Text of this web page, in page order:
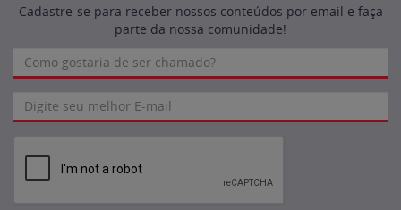
Cadastre-se para receber nossos conteúdos por email e faça
parte da nossa comunidade!